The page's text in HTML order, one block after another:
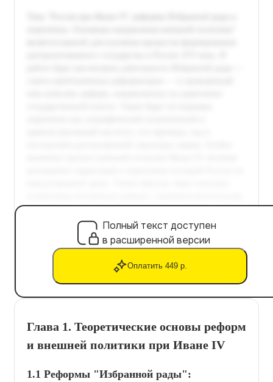
Полный текст доступен
в расширенной версии
Оплатить 449 р.
Глава 1. Теоретические основы реформ
и внешней политики при Иване IV
1.1 Реформы "Избранной рады":